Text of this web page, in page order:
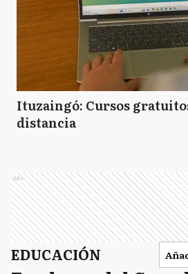
Ituzaingó: Cursos
distancia
Ads
EDUCACIÓN